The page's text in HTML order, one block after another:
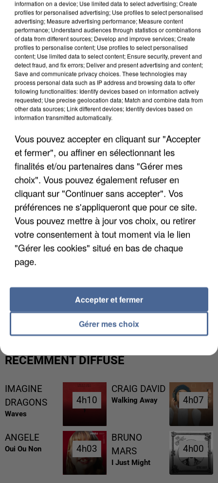
APRÈS TOUTES CES CANICULES, LES REFUGES
DE FAUNE SAUVAGE SONT...
L’UN DES FONDATEURS SUPPOSÉS DE LA DZ
MAFIA INTERPELLÉ EN ALGÉRIE
RÉCEMMENT DIFFUSÉ
IMAGINE
DRAGONS
Waves
4h10
4h10
CRAIG DAVID
Walking Away 4h07
4h07
ANGELE
Oui Ou Non 4h03
4h03
BRUNO
MARS
I Just Might
4h00
4h00
information on a device; Use limited data to select advertising; Create
profiles for personalised advertising; Use profiles to select personalised
advertising; Measure advertising performance; Measure content
performance; Understand audiences through statistics or combinations
of data from different sources; Develop and improve services; Create
profiles to personalise content; Use profiles to select personalised
content; Use limited data to select content; Ensure security, prevent and
detect fraud, and fix errors; Deliver and present advertising and content;
Save and communicate privacy choices. These technologies may
process personal data such as IP address and browsing data to offer
following functionalities: Identify devices based on information actively
requested; Use precise geolocation data; Match and combine data from
other data sources; Link different devices; Identify devices based on
information transmitted automatically.
Vous pouvez accepter en cliquant sur "Accepter
et fermer", ou affiner en sélectionnant les
finalités et/ou partenaires dans "Gérer mes
choix". Vous pouvez également refuser en
cliquant sur "Continuer sans accepter". Vos
préférences ne s'appliqueront que pour ce site.
Vous pouvez mettre à jour vos choix, ou retirer
votre consentement à tout moment via le lien
"Gérer les cookies" situé en bas de chaque
page.
Gérer mes choix
Accepter et fermer